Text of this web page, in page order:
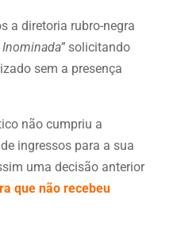
a diretoria rubro-negra
solicitando
sem a presença
não cumpriu a
ingressos para a sua
uma decisão anterior
que não recebeu